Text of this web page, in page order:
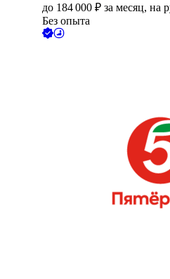
до 184 000 ₽ за месяц, на
Без опыта